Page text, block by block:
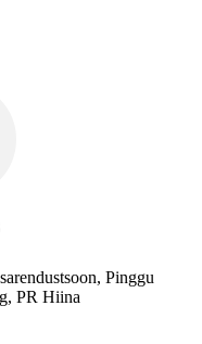
Pinggu
PR Hiina